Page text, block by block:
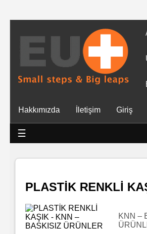
Hakkımızda İletişim Giriş
☰
Tüm
Ürünler
Mendiller
Baskılı
Islak
Rulo
Mendil
PLASTİK RENKLİ
KNN –